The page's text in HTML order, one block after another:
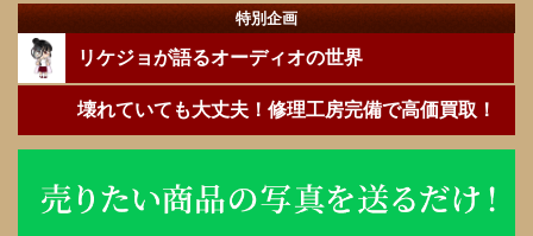
特別企画
リケジョが語るオーディオの世界
壊れていても大丈夫！修理工房完備で高価買取！